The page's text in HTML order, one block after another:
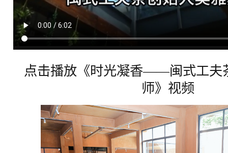
点击播放《时光凝香——闽式工夫
师》视频